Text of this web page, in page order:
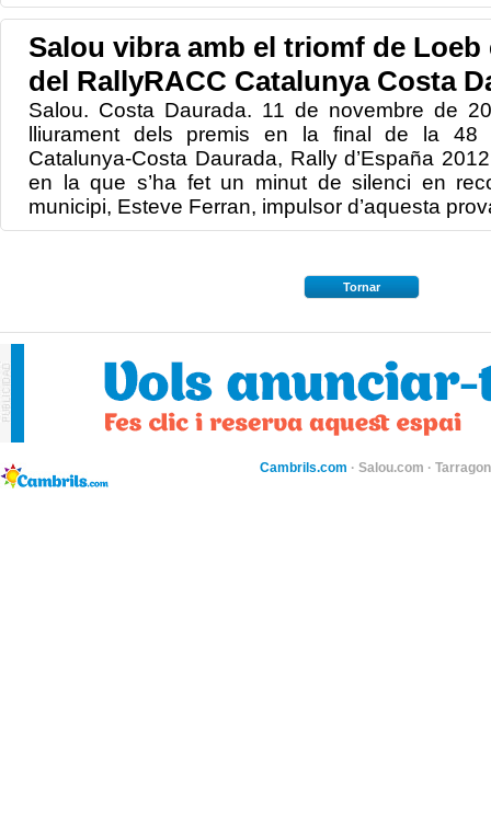
Salou vibra amb el triomf de Loeb
del RallyRACC Catalunya Costa
Salou. Costa Daurada. 11 de novembre de
lliurament dels premis en la final de la 48
Catalunya-Costa Daurada, Rally d’España
en la que s’ha fet un minut de silenci en
municipi, Esteve Ferran, impulsor d’aquesta
Tornar
Cambrils.com · Salou.com ·